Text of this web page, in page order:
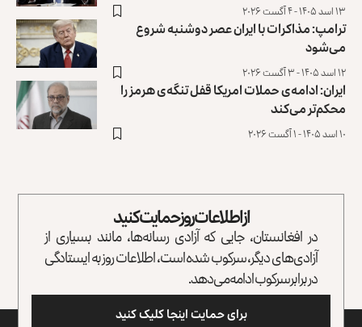
۱۳ اسد ۱۴۰۵ - ۴ آگست ۲۰۲۶
ترامپ: مذاکرات با ایران عصر دوشنبه شروع
می‌شود
۱۲ اسد ۱۴۰۵ - ۳ آگست ۲۰۲۶
ایران: ادامه‌ی حملات امریکا قفل تنگه‌ی هرمز را
محکم‌تر می‌کند
۱۰ اسد ۱۴۰۵ - ۱ آگست ۲۰۲۶
از اطلاعات روز حمایت کنید
در افغانستان، جایی که آزادی رسانه‌ها، مانند بسیاری از
آزادی‌های دیگر، سرکوب شده است، اطلاعات روز به ایستادگی
در برابر سرکوب ادامه می‌دهد.
برای حمایت اینجا کلیک کنید